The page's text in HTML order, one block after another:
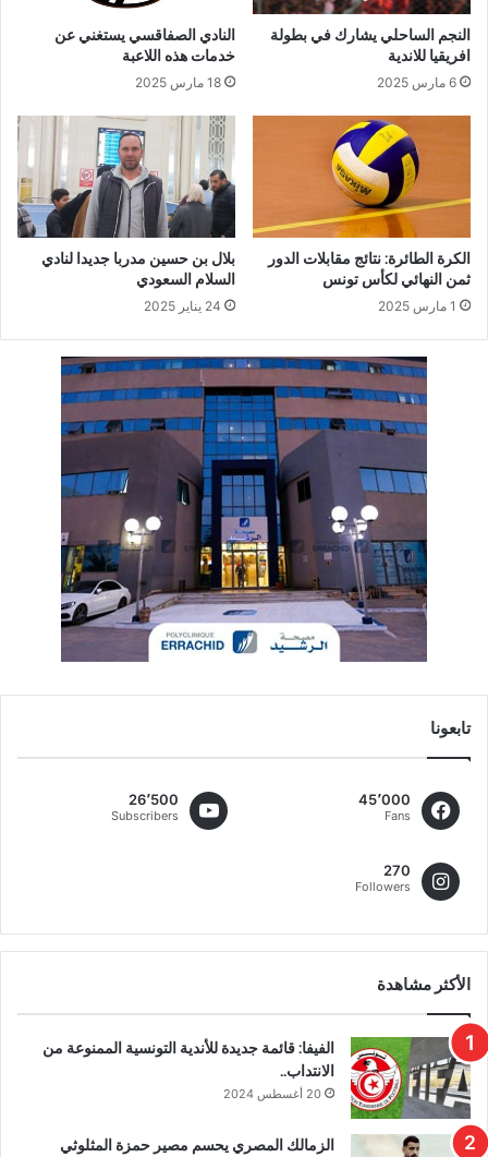
النجم الساحلي يشارك في بطولة
افريقيا للاندية
6 مارس 2025
النادي الصفاقسي يستغني عن
خدمات هذه اللاعبة
18 مارس 2025
الكرة الطائرة: نتائج مقابلات الدور
ثمن النهائي لكأس تونس
1 مارس 2025
بلال بن حسين مدربا جديدا لنادي
السلام السعودي
24 يناير 2025
تابعونا
45٬000
Fans
26٬500
Subscribers
270
Followers
الأكثر مشاهدة
الفيفا: قائمة جديدة للأندية التونسية الممنوعة من
الانتداب..
20 أغسطس 2024
الزمالك المصري يحسم مصير حمزة المثلوثي